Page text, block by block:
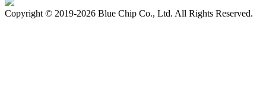
Copyright © 2019-2026 Blue Chip Co., Ltd. All Rights Reserved.